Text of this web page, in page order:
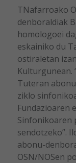
TNafarroako
denboraldiak
homologoei
eskainiko du
ostiraletan
Kulturgunean.
Tuteran
ziklo
Fundazioaren
Sinfonikoaren
sendotzeko”.
abonu-
OSN/NOSen